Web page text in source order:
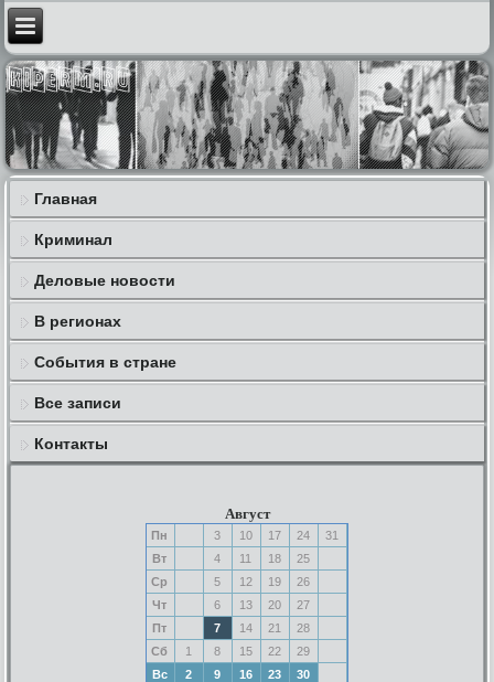
Главная
Криминал
Деловые новости
В регионах
События в стране
Все записи
Контакты
Август
Пн 3 10 17 24
31
Вт
4 11 18
25
Ср
5 12 19
26
Чт
6 13 20
27
Пт
7 14 21
28
Сб
1 8 15 22
29
Вс
2 9 16 23 30